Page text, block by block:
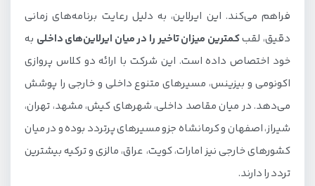
فراهم می‌کند. این ایرلاین، به دلیل رعایت برنامه‌های زمانی
دقیق، لقبکمترین میزان تاخیر را در میان ایرلاین‌های داخلی به
خود اختصاص داده است. این شرکت با ارائه دو کلاس پروازی
اکونومی و بیزینس، مسیرهای متنوع داخلی و خارجی را پوشش
می‌دهد. در میان مقاصد داخلی، شهرهای کیش، مشهد، تهران،
شیراز، اصفهان و کرمانشاه جزو مسیرهای پرتردد بوده و در میان
کشورهای خارجی نیز امارات، کویت، عراق، مالزی و ترکیه بیشترین
تردد را دارند.